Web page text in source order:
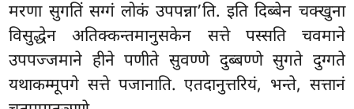
मरणा सुगतिं सग्गं लोकं उपपन्ना’ति. इति दिब्बेन चक्खुना
विसुद्धेन अतिक्कन्तमानुसकेन सत्ते पस्सति चवमाने
उपपज्जमाने हीने पणीते सुवण्णे दुब्बण्णे सुगते दुग्गते
यथाकम्मूपगे सत्ते पजानाति. एतदानुत्तरियं, भन्ते, सत्तानं